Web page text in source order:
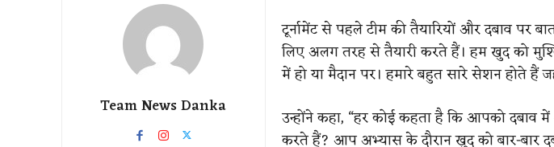
Team News Danka
टूर्नामेंट से पहले टीम की तैयारियों और दबाव पर
लिए अलग तरह से तैयारी करते हैं। हम खुद को
में हो या मैदान पर। हमारे बहुत सारे सेशन होते
उन्होंने कहा, “हर कोई कहता है कि आपको
करते हैं? आप अभ्यास के दौरान खुद को बार-बार